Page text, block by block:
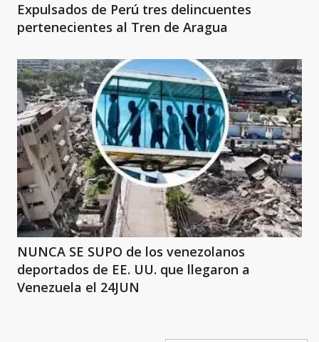
Expulsados de Perú tres delincuentes
pertenecientes al Tren de Aragua
NUNCA SE SUPO de los venezolanos
deportados de EE. UU. que llegaron a
Venezuela el 24JUN